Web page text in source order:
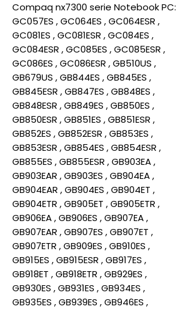
Compaq nx7300 serie Notebook PC:
GC057ES , GC064ES , GC064ESR ,
GC081ES , GC081ESR , GC084ES ,
GC084ESR , GC085ES , GC085ESR ,
GC086ES , GC086ESR , GB510US ,
GB679US , GB844ES , GB845ES ,
GB845ESR , GB847ES , GB848ES ,
GB848ESR , GB849ES , GB850ES ,
GB850ESR , GB851ES , GB851ESR ,
GB852ES , GB852ESR , GB853ES ,
GB853ESR , GB854ES , GB854ESR ,
GB855ES , GB855ESR , GB903EA ,
GB903EAR , GB903ES , GB904EA ,
GB904EAR , GB904ES , GB904ET ,
GB904ETR , GB905ET , GB905ETR ,
GB906EA , GB906ES , GB907EA ,
GB907EAR , GB907ES , GB907ET ,
GB907ETR , GB909ES , GB910ES ,
GB915ES , GB915ESR , GB917ES ,
GB918ET , GB918ETR , GB929ES ,
GB930ES , GB931ES , GB934ES ,
GB935ES , GB939ES , GB946ES ,